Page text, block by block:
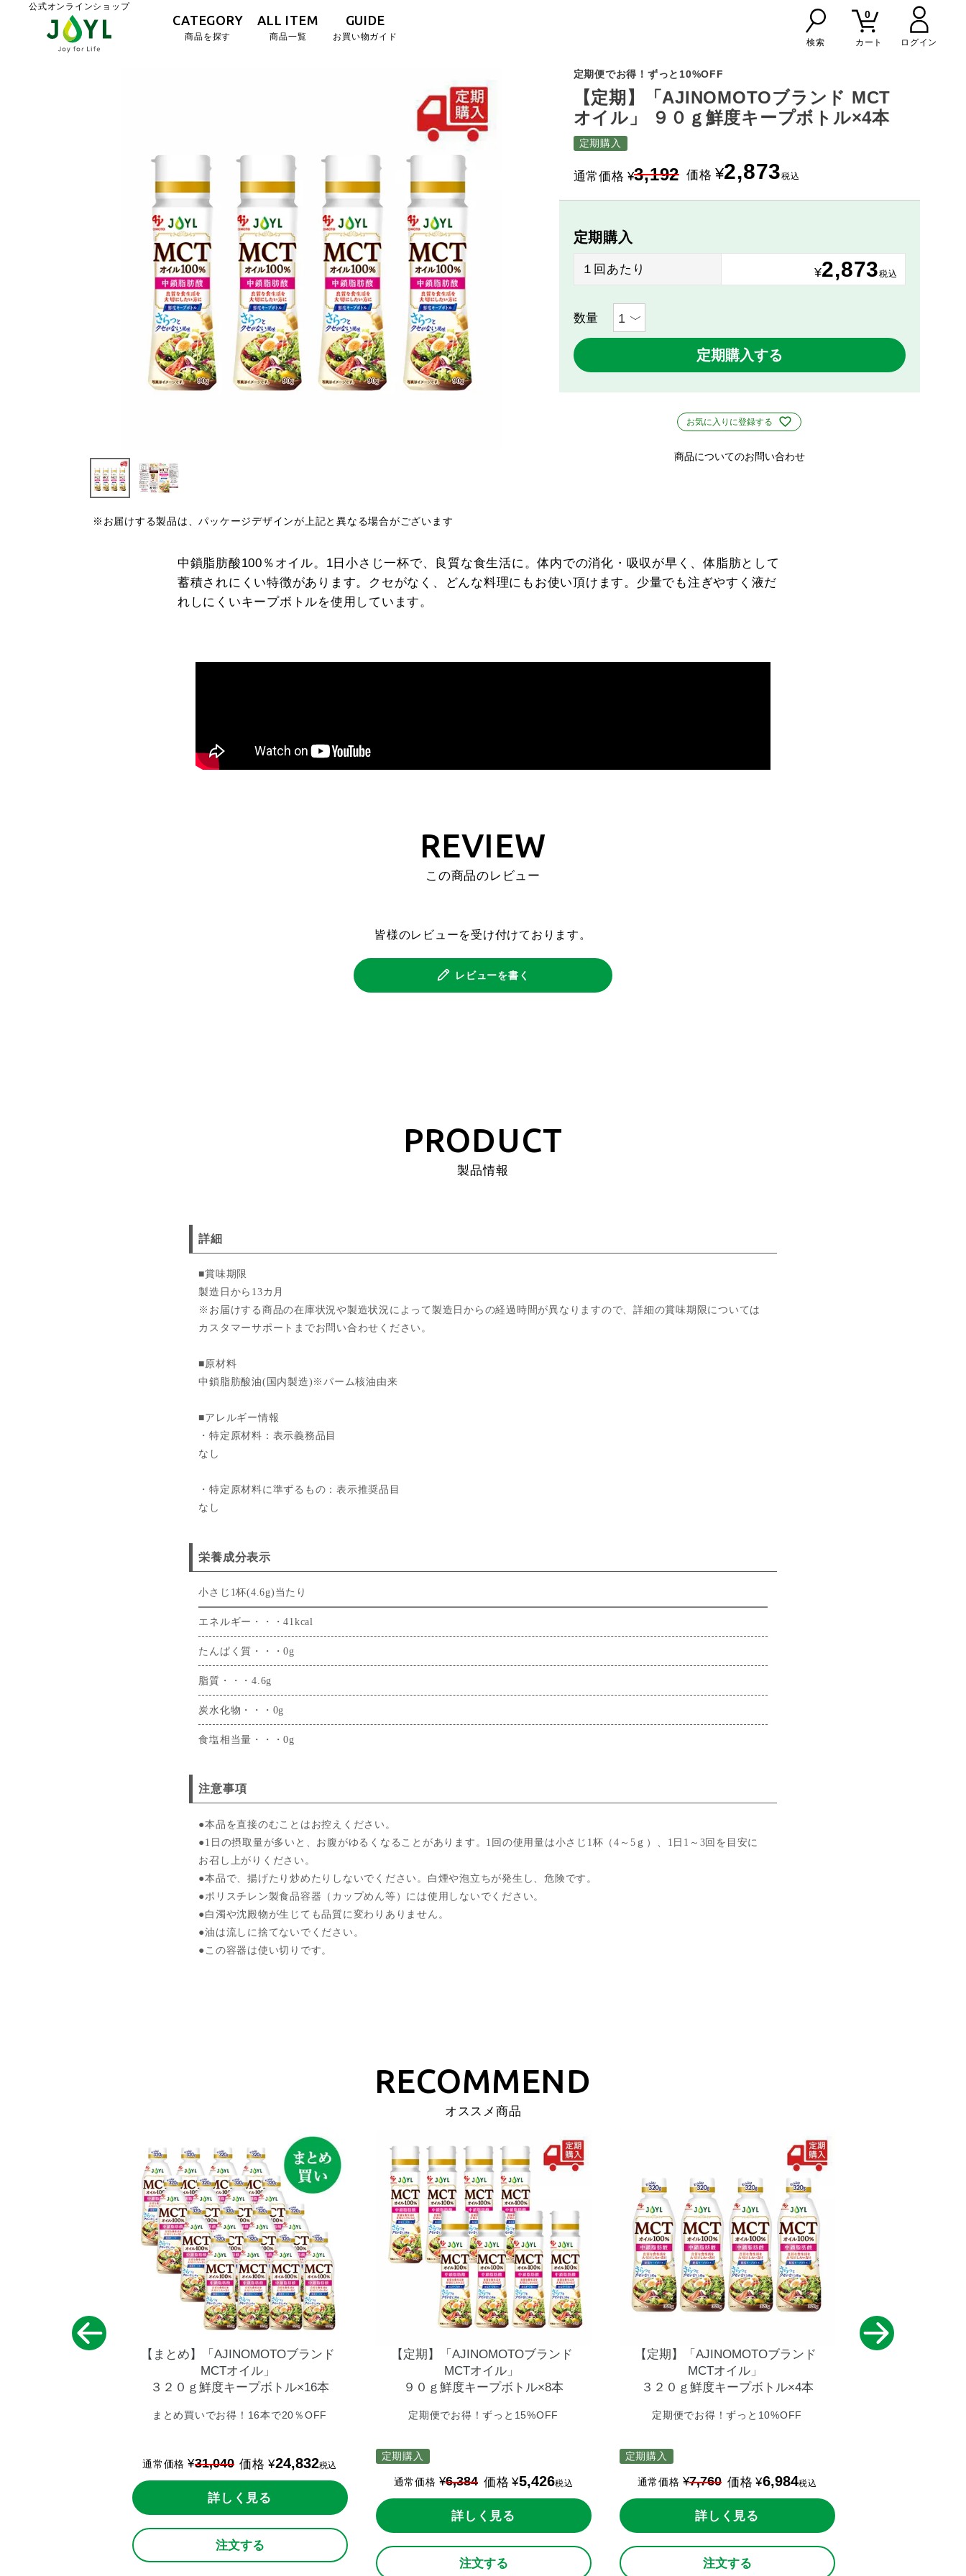
公式オンラインショップ
CATEGORY
商品を探す
ALL ITEM
商品一覧
GUIDE
お買い物ガイド
検索
0
カート
※お届けする製品は、パッケージデザインが上記と異なる場合がございます
定期便でお得！ずっと10%OFF
【定期】「AJINOMOTOブランド MCT
オイル」 ９０ｇ鮮度キープボトル×4本
定期購入
通常価格 ¥3,192 価格 ¥2,873税込
定期購入
１回あたり ¥2,873税込
定期購入する
お気に入りに登録する
商品についてのお問い合わせ
中鎖脂肪酸100％オイル。1日小さじ一杯で、良質な食生活に。体内での消化・吸収が早く、体脂肪として
蓄積されにくい特徴があります。クセがなく、どんな料理にもお使い頂けます。少量でも注ぎやすく液だ
れしにくいキープボトルを使用しています。
REVIEW
この商品のレビュー
皆様のレビューを受け付けております。
レビューを書く
PRODUCT
製品情報
詳細
■賞味期限
製造日から13カ月
※お届けする商品の在庫状況や製造状況によって製造日からの経過時間が異なりますので、詳細の賞味期限については
カスタマーサポートまでお問い合わせください。
■原材料
中鎖脂肪酸油(国内製造)※パーム核油由来
■アレルギー情報
・特定原材料：表示義務品目
なし
・特定原材料に準ずるもの：表示推奨品目
なし
栄養成分表示
小さじ1杯(4.6g)当たり
エネルギー・・・41kcal
たんぱく質・・・0g
脂質・・・4.6g
炭水化物・・・0g
食塩相当量・・・0g
注意事項
●本品を直接のむことはお控えください。
●1日の摂取量が多いと、お腹がゆるくなることがあります。1回の使用量は小さじ1杯（4～5ｇ）、1日1～3回を目安に
お召し上がりください。
●本品で、揚げたり炒めたりしないでください。白煙や泡立ちが発生し、危険です。
●ポリスチレン製食品容器（カップめん等）には使用しないでください。
●白濁や沈殿物が生じても品質に変わりありません。
●油は流しに捨てないでください。
●この容器は使い切りです。
オススメ商品
ブランド
まとめ買いでお得！16本で20％OFF
【まとめ】「AJINOMOTOブランド
MCTオイル」
３２０ｇ鮮度キープボトル×16本
通常価格 ¥31,040 価格 ¥24,832税込
詳しく見る
注文する
定期便でお得！ずっと15%OFF
【定期】「AJINOMOTOブランド
MCTオイル」
９０ｇ鮮度キープボトル×8本
定期購入
通常価格 ¥6,384 価格 ¥5,426税込
詳しく見る
注文する
定期便でお得！ずっと10%OFF
【定期】「AJINOMOTOブランド
MCTオイル」
３２０ｇ鮮度キープボトル×4本
定期購入
通常価格 ¥7,760 価格 ¥6,984税込
詳しく見る
注文する
【定期】「